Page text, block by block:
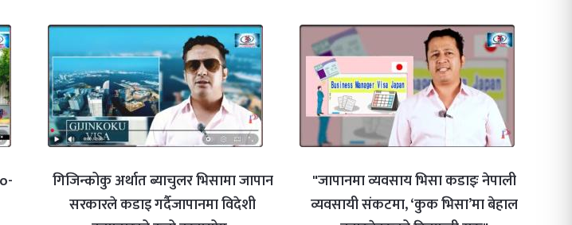
गिजिन्कोकु अर्थात ब्याचुलर भिसामा जापान
सरकारले कडाइ गर्दैजापानमा विदेशी
"जापानमा व्यवसाय भिसा कडाइः नेपाली
व्यवसायी संकटमा, ‘कुक भिसा’मा बेहाल